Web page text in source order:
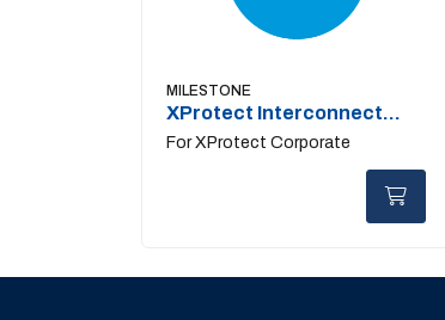
MILESTONE
XProtect Interconnect
Device License
For XProtect Corporate